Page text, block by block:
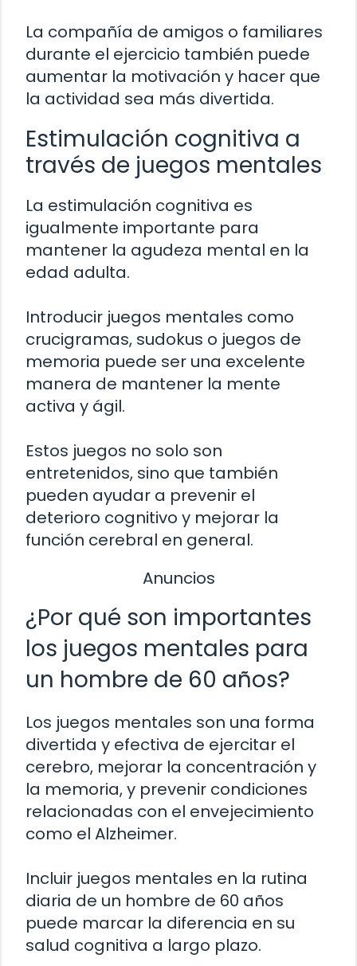
La compañía de amigos o familiares
durante el ejercicio también puede
aumentar la motivación y hacer que
la actividad sea más divertida.
Estimulación cognitiva a
través de juegos mentales
La estimulación cognitiva es
igualmente importante para
mantener la agudeza mental en la
edad adulta.
Introducir juegos mentales como
crucigramas, sudokus o juegos de
memoria puede ser una excelente
manera de mantener la mente
activa y ágil.
Estos juegos no solo son
entretenidos, sino que también
pueden ayudar a prevenir el
deterioro cognitivo y mejorar la
función cerebral en general.
Anuncios
¿Por qué son importantes
los juegos mentales para
un hombre de 60 años?
Los juegos mentales son una forma
divertida y efectiva de ejercitar el
cerebro, mejorar la concentración y
la memoria, y prevenir condiciones
relacionadas con el envejecimiento
como el Alzheimer.
Incluir juegos mentales en la rutina
diaria de un hombre de 60 años
puede marcar la diferencia en su
salud cognitiva a largo plazo.